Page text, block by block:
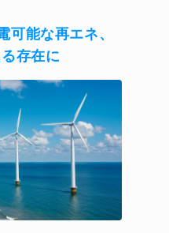
可能な再エネ、
存在に